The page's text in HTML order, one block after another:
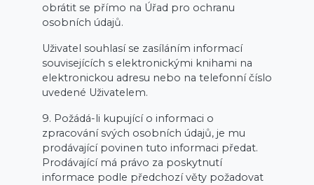
obrátit se přímo na Úřad pro ochranu
osobních údajů.
Uživatel souhlasí se zasíláním informací
souvisejících s elektronickými knihami na
elektronickou adresu nebo na telefonní číslo
uvedené Uživatelem.
9. Požádá-li kupující o informaci o
zpracování svých osobních údajů, je mu
prodávající povinen tuto informaci předat.
Prodávající má právo za poskytnutí
informace podle předchozí věty požadovat